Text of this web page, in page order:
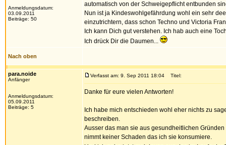
Anmeldungsdatum:
03.09.2011
Beiträge: 50
automatisch von der Schweigepflicht entbunden
Nun ist ja Kindeswohlgefährdung wohl ein sehr
einzutrichtern, dass schon Techno und Victoria
Ich kann Dich gut verstehen. Ich hab auch eine
Ich drück Dir die Daumen...
Nach oben
para.noide
Anfänger
Anmeldungsdatum:
05.09.2011
Beiträge: 5
Verfasst am: 9. Sep 2011 18:04 Titel:
Danke für eure vielen Antworten!
Ich habe mich entschieden wohl eher nichts zu
beschreiben.
Ausser das man sie aus gesundheitlichen
nimmt keiner Schaden das ich sie konsumiere.